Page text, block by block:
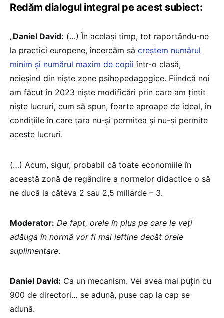
Redăm dialogul integral pe acest subiect:
„Daniel David: (…) În același timp, tot raportându-ne
la practici europene, încercăm să creștem numărul
minim și numărul maxim de copii într-o clasă,
neieșind din niște zone psihopedagogice. Fiindcă noi
am făcut în 2023 niște modificări prin care am țintit
niște lucruri, cum să spun, foarte aproape de ideal, în
condițiile în care țara nu-și permitea și nu-și permite
aceste lucruri.
(…) Acum, sigur, probabil că toate economiile în
această zonă de regândire a normelor didactice o să
ne ducă la câteva 2 sau 2,5 miliarde – 3.
Moderator: De fapt, orele în plus pe care le veți
adăuga în normă vor fi mai ieftine decât orele
suplimentare.
Daniel David: Ca un mecanism. Vei avea mai puțin cu
900 de directori… se adună, puse cap la cap se
adună.